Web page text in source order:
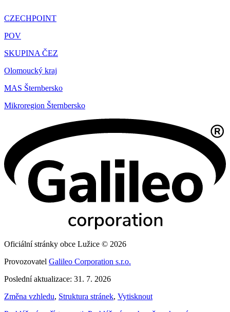
CZECHPOINT
POV
SKUPINA ČEZ
Olomoucký kraj
MAS Šternbersko
Mikroregion Šternbersko
Oficiální stránky obce Lužice © 2026
Provozovatel Galileo Corporation s.r.o.
Poslední aktualizace: 31. 7. 2026
Změna vzhledu, Struktura stránek, Vytisknout